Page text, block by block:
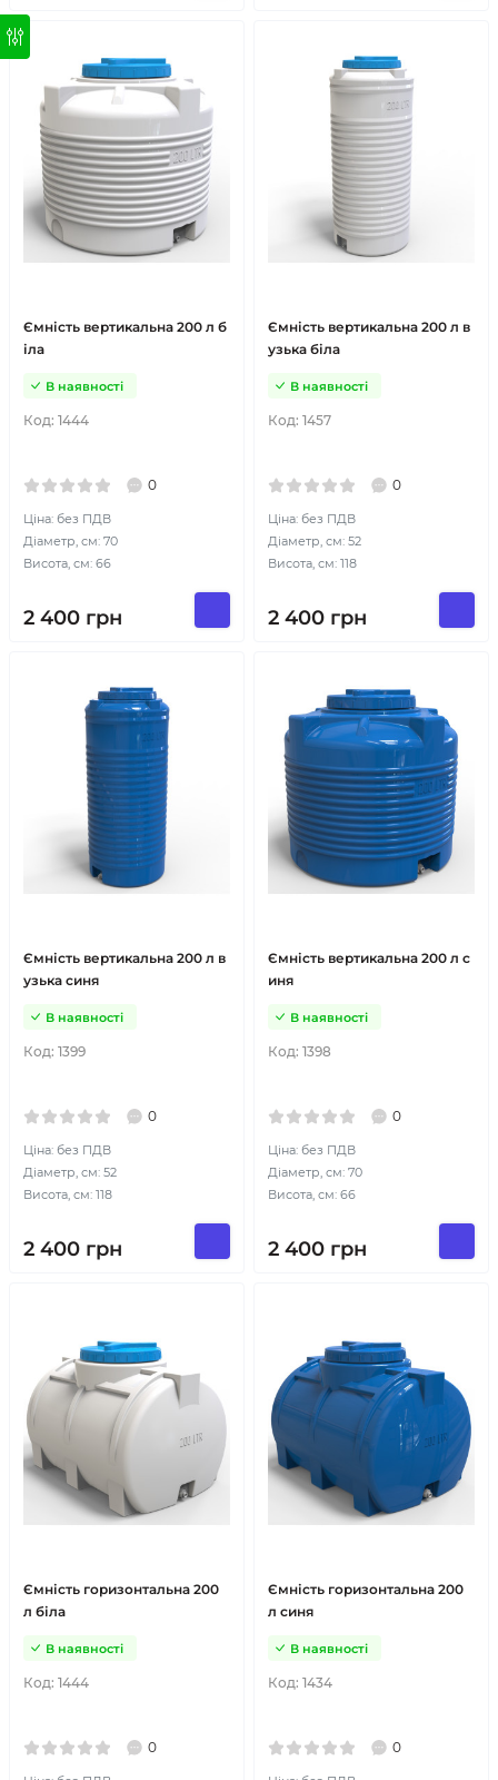
Ємність вертикальна 200 л б
іла
Код: 1444
В наявності
0
Ціна: без ПДВ
Діаметр, см: 70
Висота, см: 66
2 400 грн
Ємність вертикальна 200 л в
узька біла
Код: 1457
В наявності
0
Ціна: без ПДВ
Діаметр, см: 52
Висота, см: 118
2 400 грн
Ємність вертикальна 200 л в
узька синя
Код: 1399
В наявності
0
Ціна: без ПДВ
Діаметр, см: 52
Висота, см: 118
2 400 грн
Ємність вертикальна 200 л с
иня
Код: 1398
В наявності
0
Ціна: без ПДВ
Діаметр, см: 70
Висота, см: 66
2 400 грн
Ємність горизонтальна 200
л біла
Код: 1444
В наявності
0
Ємність горизонтальна 200
л синя
Код: 1434
В наявності
0